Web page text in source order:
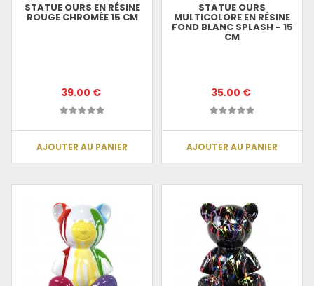
STATUE OURS EN RÉSINE
ROUGE CHROMÉE 15 CM
39.00 €
AJOUTER AU PANIER
STATUE OURS
MULTICOLORE EN RÉSINE
FOND BLANC SPLASH - 15
CM
35.00 €
AJOUTER AU PANIER